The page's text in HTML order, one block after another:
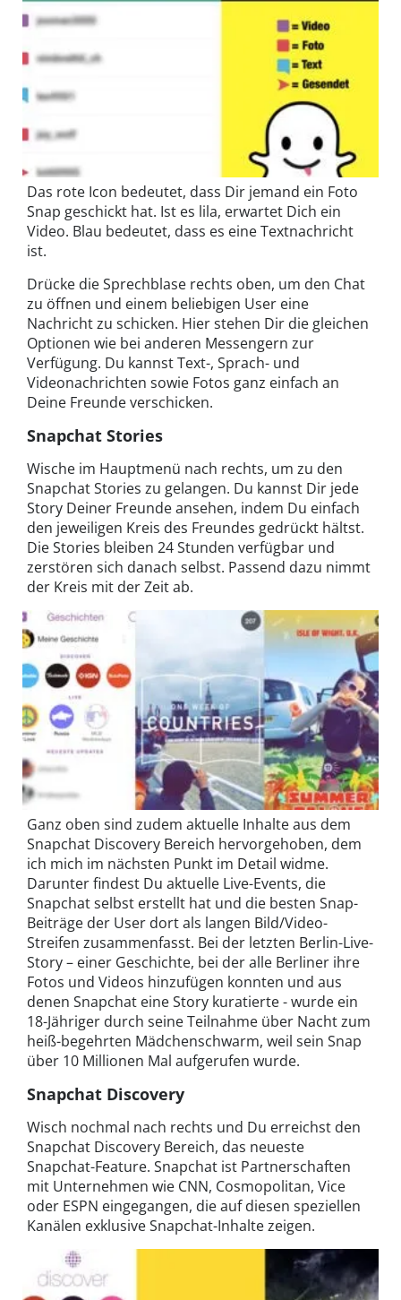
Das rote Icon bedeutet, dass Dir jemand ein Foto
Snap geschickt hat. Ist es lila, erwartet Dich ein
Video. Blau bedeutet, dass es eine Textnachricht
ist.
Drücke die Sprechblase rechts oben, um den Chat
zu öffnen und einem beliebigen User eine
Nachricht zu schicken. Hier stehen Dir die gleichen
Optionen wie bei anderen Messengern zur
Verfügung. Du kannst Text-, Sprach- und
Videonachrichten sowie Fotos ganz einfach an
Deine Freunde verschicken.
Snapchat Stories
Wische im Hauptmenü nach rechts, um zu den
Snapchat Stories zu gelangen. Du kannst Dir jede
Story Deiner Freunde ansehen, indem Du einfach
den jeweiligen Kreis des Freundes gedrückt hältst.
Die Stories bleiben 24 Stunden verfügbar und
zerstören sich danach selbst. Passend dazu nimmt
der Kreis mit der Zeit ab.
Ganz oben sind zudem aktuelle Inhalte aus dem
Snapchat Discovery Bereich hervorgehoben, dem
ich mich im nächsten Punkt im Detail widme.
Darunter findest Du aktuelle Live-Events, die
Snapchat selbst erstellt hat und die besten Snap-
Beiträge der User dort als langen Bild/Video-
Streifen zusammenfasst. Bei der letzten Berlin-Live-
Story – einer Geschichte, bei der alle Berliner ihre
Fotos und Videos hinzufügen konnten und aus
denen Snapchat eine Story kuratierte - wurde ein
18-Jähriger durch seine Teilnahme über Nacht zum
heiß-begehrten Mädchenschwarm, weil sein Snap
über 10 Millionen Mal aufgerufen wurde.
Snapchat Discovery
Wisch nochmal nach rechts und Du erreichst den
Snapchat Discovery Bereich, das neueste
Snapchat-Feature. Snapchat ist Partnerschaften
mit Unternehmen wie CNN, Cosmopolitan, Vice
oder ESPN eingegangen, die auf diesen speziellen
Kanälen exklusive Snapchat-Inhalte zeigen.